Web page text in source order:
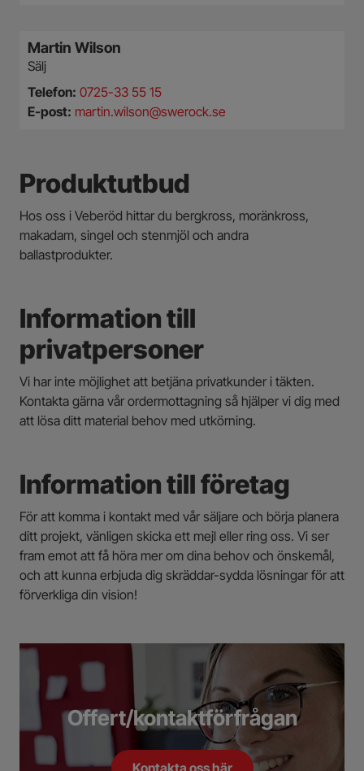
Martin Wilson
Sälj
Telefon: 0725-33 55 15
E-post: martin.wilson@swerock.se
Produktutbud
Hos oss i Veberöd hittar du bergkross, moränkross,
makadam, singel och stenmjöl och andra
ballastprodukter.
Information till
privatpersoner
Vi har inte möjlighet att betjäna privatkunder i täkten.
Kontakta gärna vår ordermottagning så hjälper vi dig med
att lösa ditt material behov med utkörning.
Information till företag
För att komma i kontakt med vår säljare och börja planera
ditt projekt, vänligen skicka ett mejl eller ring oss. Vi ser
fram emot att få höra mer om dina behov och önskemål,
och att kunna erbjuda dig skräddar-sydda lösningar för att
förverkliga din vision!
Offert/kontaktförfrågan
Kontakta oss här